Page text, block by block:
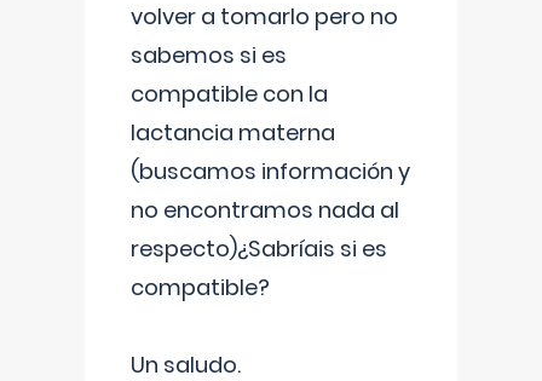
volver a tomarlo pero no
sabemos si es
compatible con la
lactancia materna
(buscamos información y
no encontramos nada al
respecto)¿Sabríais si es
compatible?
Un saludo.